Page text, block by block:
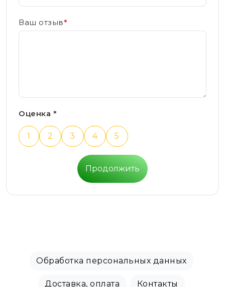
Ваш отзыв*
Оценка *
1 2 3 4 5
Продолжить
Обработка персональных данных
Доставка, оплата Контакты